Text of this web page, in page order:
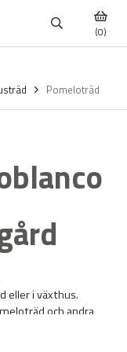
(0)
Pomeloträd
eller i växthus.
och andra